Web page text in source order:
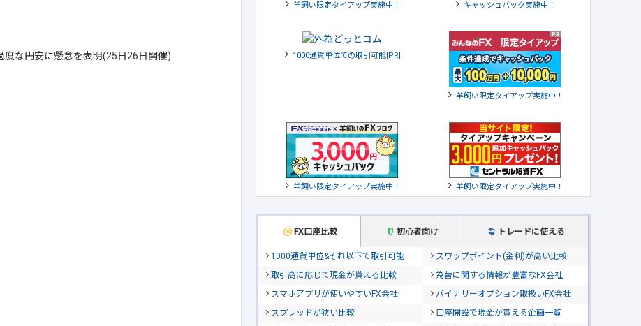
度な円安に懸念を表明(25日26日開催)
羊飼い限定タイアップ実施中！ キャッシュバック実施中！
1000通貨単位での取引可能[PR]
羊飼い限定タイアップ実施中！
羊飼い限定タイアップ実施中！ 羊飼い限定タイアップ実施中！
FX口座比較 初心者向け トレードに使える
1000通貨単位&それ以下で取引可能
スワップポイント(金利)が高い比較
取引高に応じて現金が貰える比較
為替に関する情報が豊富なFX会社
スマホアプリが使いやすいFX会社
バイナリーオプション取扱いFX会社
スプレッドが狭い比較
口座開設で現金が貰える企画一覧